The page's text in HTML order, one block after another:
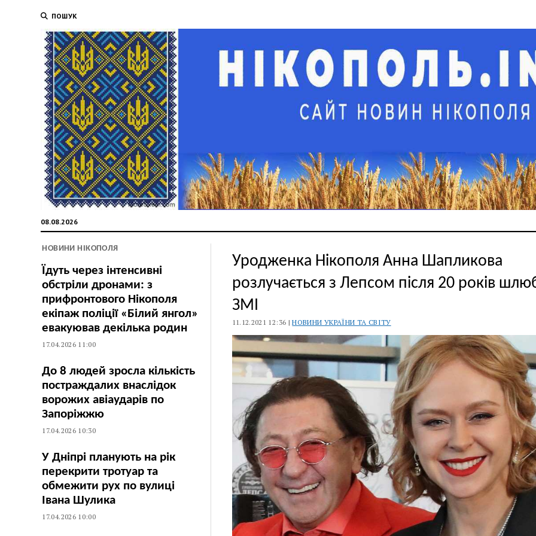
ПОШУК
08.08.2026
НОВИНИ НІКОПОЛЯ
Їдуть через інтенсивні
обстріли дронами: з
прифронтового Нікополя
екіпаж поліції «Білий янгол»
евакуював декілька родин
17.04.2026 11:00
До 8 людей зросла кількість
постраждалих внаслідок
ворожих авіаударів по
Запоріжжю
17.04.2026 10:30
У Дніпрі планують на рік
перекрити тротуар та
обмежити рух по вулиці
Івана Шулика
17.04.2026 10:00
Уродженка Нікополя Анна Шапликова
розлучається з Лепсом після 20 років
ЗМІ
11.12.2021 12:36 |НОВИНИ УКРАЇНИ ТА СВІТУ